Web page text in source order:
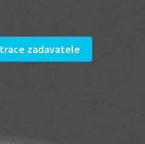
zadavatele